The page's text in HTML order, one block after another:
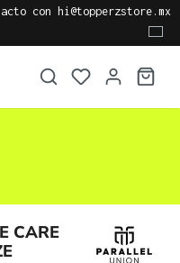
con hi@topperzstore.mx
CARE